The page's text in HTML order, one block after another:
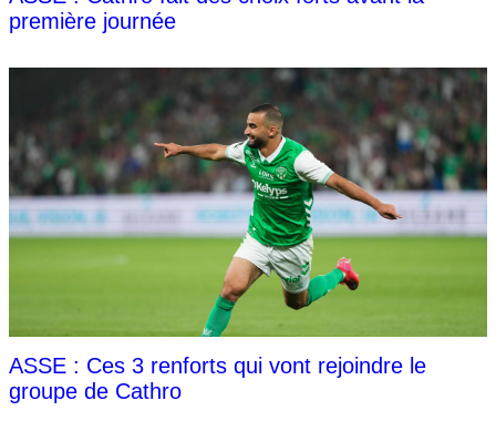
première journée
ASSE : Ces 3 renforts qui vont rejoindre le
groupe de Cathro